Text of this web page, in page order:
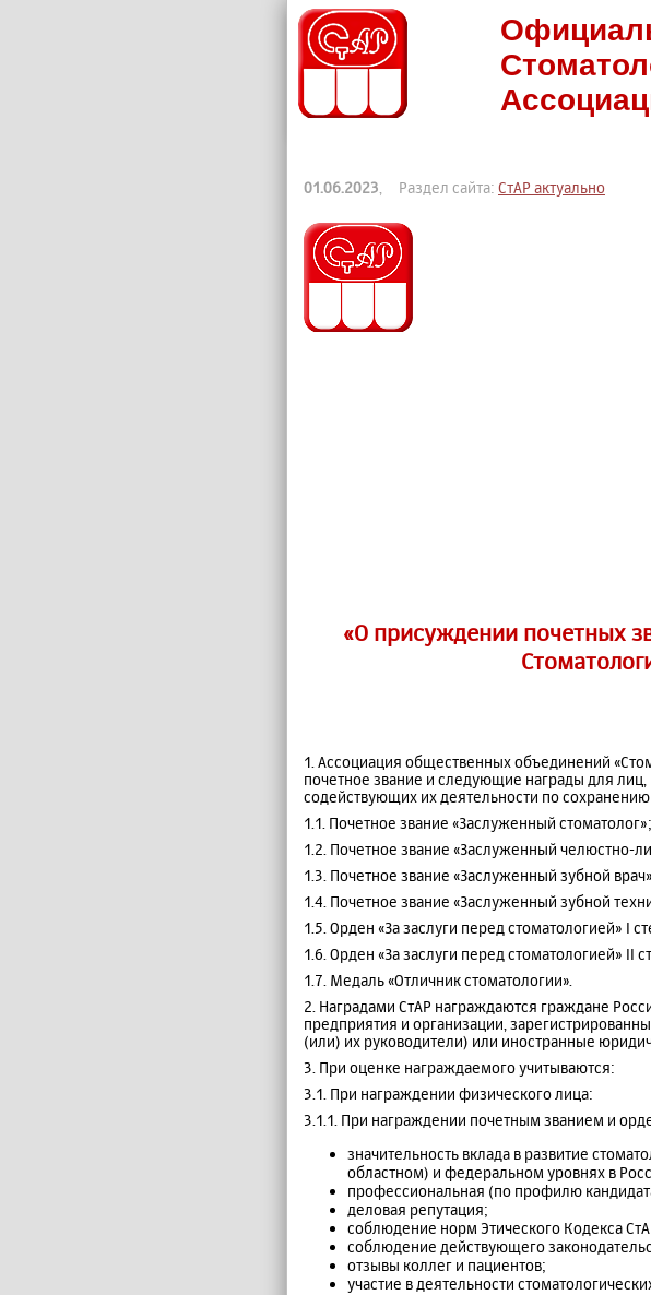
01.06.2023 , Раздел сайта: СтАР актуально
«О присуждении почетных
1. Ассоциация общественных объединений
почетное звание и следующие награды для
содействующих их деятельности по
1.1. Почетное звание «Заслуженный стоматолог»;
1.2. Почетное звание «Заслуженный челюстно-
1.3. Почетное звание «Заслуженный зубной
1.4. Почетное звание «Заслуженный зубной
1.5. Орден «За заслуги перед стоматологией» I
1.6. Орден «За заслуги перед стоматологией» II
1.7. Медаль «Отличник стоматологии».
2. Наградами СтАР награждаются граждане
предприятия и организации,
(или) их руководители) или иностранные
3. При оценке награждаемого учитываются:
3.1. При награждении физического лица:
3.1.1. При награждении почетным званием и
значительность вклада в развитие
областном) и федеральном уровнях в
профессиональная (по профилю
деловая репутация;
соблюдение норм Этического Кодекса
соблюдение действующего
отзывы коллег и пациентов;
участие в деятельности